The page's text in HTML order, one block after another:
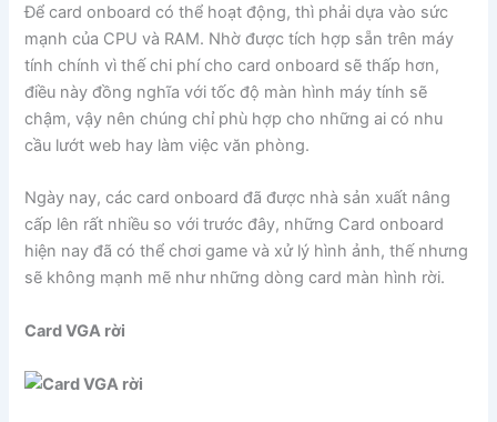
Để card onboard có thể hoạt động, thì phải dựa vào sức
mạnh của CPU và RAM. Nhờ được tích hợp sẵn trên máy
tính chính vì thế chi phí cho card onboard sẽ thấp hơn,
điều này đồng nghĩa với tốc độ màn hình máy tính sẽ
chậm, vậy nên chúng chỉ phù hợp cho những ai có nhu
cầu lướt web hay làm việc văn phòng.
Ngày nay, các card onboard đã được nhà sản xuất nâng
cấp lên rất nhiều so với trước đây, những Card onboard
hiện nay đã có thể chơi game và xử lý hình ảnh, thế nhưng
sẽ không mạnh mẽ như những dòng card màn hình rời.
Card VGA rời